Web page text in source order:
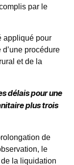
par le
appliqué pour
procédure
et de la
délais pour une
plus trois
de
le
la liquidation